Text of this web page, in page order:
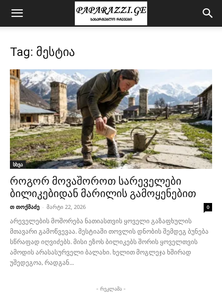
Tag: მესტია
სხვა
როგორ მოვაშოროთ სარეველები
ბილიკებიდან მარილის გამოყენებით
თ თოქმაძე - მარტი 22, 2026 0
არეველების მოშორება ნათიასთვის ყოველი გაზაფხულის
მთავარი გამოწვევაა. მესტიაში თოვლის დნობის შემდეგ ბუნება
სწრაფად იღვიძებს. მისი ეზოს ბილიკებს შორის ყოველთვის
ამოდის არასასურველი ბალახი. ხელით მოგლეჯა ხშირად
უშედეგოა, რადგან...
- რეკლამა -